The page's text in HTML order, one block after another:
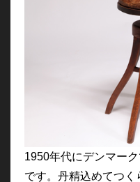
1950年代にデンマー
です。丹精込めてつく